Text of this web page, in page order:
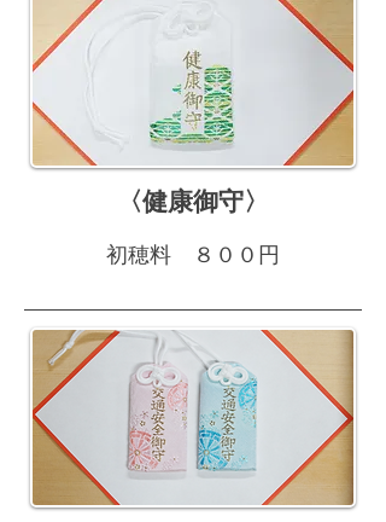
〈健康御守〉
初穂料 ８００円